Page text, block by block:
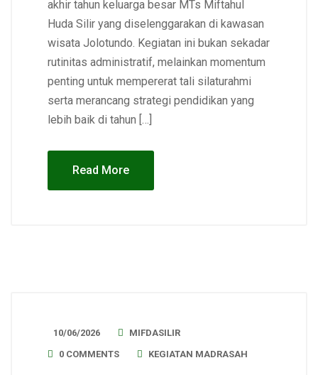
akhir tahun keluarga besar MTs Miftahul
Huda Silir yang diselenggarakan di kawasan
wisata Jolotundo. Kegiatan ini bukan sekadar
rutinitas administratif, melainkan momentum
penting untuk mempererat tali silaturahmi
serta merancang strategi pendidikan yang
lebih baik di tahun […]
Read More
10/06/2026
MIFDASILIR
0 COMMENTS
KEGIATAN MADRASAH